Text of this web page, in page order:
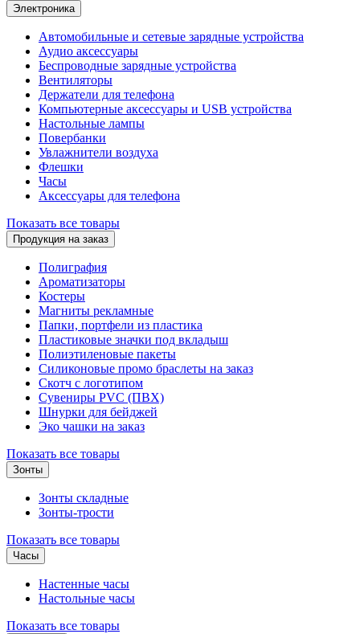
Электроника
Автомобильные и сетевые зарядные устройства
Аудио аксессуары
Беспроводные зарядные устройства
Вентиляторы
Держатели для телефона
Компьютерные аксессуары и USB устройства
Настольные лампы
Повербанки
Увлажнители воздуха
Флешки
Часы
Аксессуары для телефона
Показать все товары
Продукция на заказ
Полиграфия
Ароматизаторы
Костеры
Магниты рекламные
Папки, портфели из пластика
Пластиковые значки под вкладыш
Полиэтиленовые пакеты
Силиконовые промо браслеты на заказ
Скотч с логотипом
Сувениры PVC (ПВХ)
Шнурки для бейджей
Эко чашки на заказ
Показать все товары
Зонты
Зонты складные
Зонты-трости
Показать все товары
Часы
Настенные часы
Настольные часы
Показать все товары